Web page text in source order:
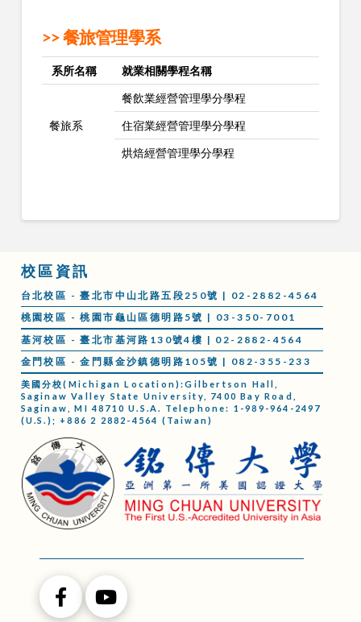
>> 餐旅管理學系
系所名稱 就業相關學程名稱
餐旅系
餐飲業經營管理學分學程
住宿業經營管理學分學程
烘焙經營管理學分學程
校區資訊
台北校區 - 臺北市中山北路五段250號 | 02-2882-4564
桃園校區 - 桃園市龜山區德明路5號 | 03-350-7001
基河校區 - 臺北市基河路130號4樓 | 02-2882-4564
金門校區 - 金門縣金沙鎮德明路105號 | 082-355-233
美國分校(Michigan Location):Gilbertson Hall,
Saginaw Valley State University, 7400 Bay Road,
Saginaw, MI 48710 U.S.A. Telephone: 1-989-964-2497
(U.S.); +886 2 2882-4564 (Taiwan)